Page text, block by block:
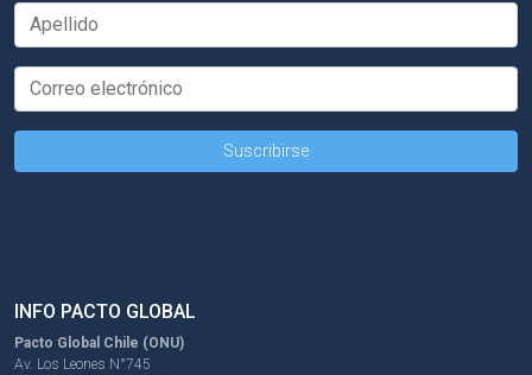
INFO PACTO GLOBAL
Pacto Global Chile (ONU)
Av. Los Leones N°745